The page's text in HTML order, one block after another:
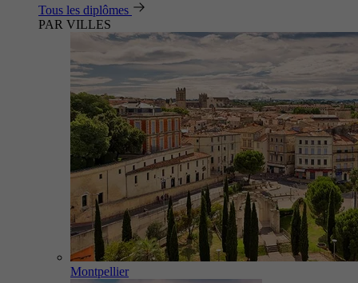
Tous les diplômes
PAR VILLES
Montpellier